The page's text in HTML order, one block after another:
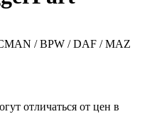
/ BPW / DAF / MAZ
отличаться от цен в